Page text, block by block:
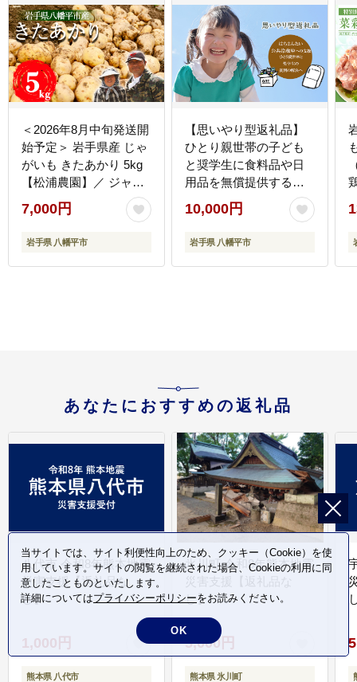
＜2026年8月中旬発送開
始予定＞ 岩手県産 じゃ
がいも きたあかり 5kg
【松浦農園】／ ジャガ
イモ じゃが芋 キタアカ
リ 芋 いも 馬鈴薯 ばれ
いしょ ポテト
7,000円
岩手県 八幡平市
【思いやり型返礼品】
ひとり親世帯の子ども
と奨学生に食料品や日
用品を無償提供する公
共冷蔵庫「コミュニテ
ィ・フリッジ」への支
援 ／ 八幡平市 NPO法
10,000円
岩手県 八幡平市
あなたにおすすめの返礼品
八代市 令和8年熊本地震
災害支援【返礼品な
し】
1,000円
熊本県 八代市
氷川町 令和8年熊本地震
災害支援【返礼品な
し】
5,000円
熊本県 氷川町
当サイトでは、サイト利便性向上のため、クッキー（Cookie）を使
用しています。サイトの閲覧を継続された場合、Cookieの利用に同
意したことものといたします。
詳細についてはプライバシーポリシーをお読みください。
OK